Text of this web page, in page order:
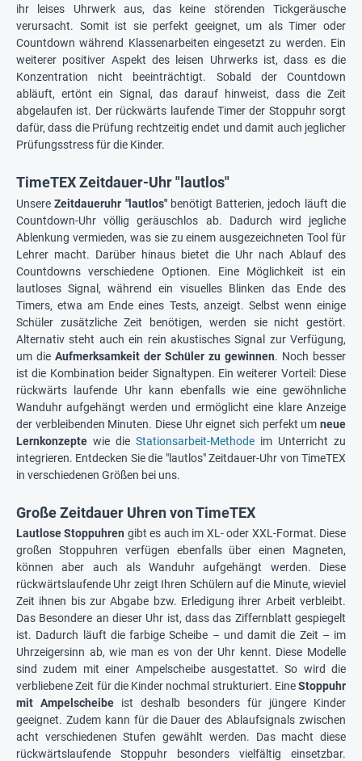
ihr leises Uhrwerk aus, das keine störenden Tickgeräusche
verursacht. Somit ist sie perfekt geeignet, um als Timer oder
Countdown während Klassenarbeiten eingesetzt zu werden. Ein
weiterer positiver Aspekt des leisen Uhrwerks ist, dass es die
Konzentration nicht beeinträchtigt. Sobald der Countdown
abläuft, ertönt ein Signal, das darauf hinweist, dass die Zeit
abgelaufen ist. Der rückwärts laufende Timer der Stoppuhr sorgt
dafür, dass die Prüfung rechtzeitig endet und damit auch jeglicher
Prüfungsstress für die Kinder.
TimeTEX Zeitdauer-Uhr "lautlos"
UnsereZeitdaueruhr "lautlos"benötigt Batterien, jedoch läuft die
Countdown-Uhr völlig geräuschlos ab. Dadurch wird jegliche
Ablenkung vermieden, was sie zu einem ausgezeichneten Tool für
Lehrer macht. Darüber hinaus bietet die Uhr nach Ablauf des
Countdowns verschiedene Optionen. Eine Möglichkeit ist ein
lautloses Signal, während ein visuelles Blinken das Ende des
Timers, etwa am Ende eines Tests, anzeigt. Selbst wenn einige
Schüler zusätzliche Zeit benötigen, werden sie nicht gestört.
Alternativ steht auch ein rein akustisches Signal zur Verfügung,
um die Aufmerksamkeit der Schüler zu gewinnen. Noch besser
ist die Kombination beider Signaltypen. Ein weiterer Vorteil: Diese
rückwärts laufende Uhr kann ebenfalls wie eine gewöhnliche
Wanduhr aufgehängt werden und ermöglicht eine klare Anzeige
der verbleibenden Minuten. Diese Uhr eignet sich perfekt um neue
Lernkonzepte wie die Stationsarbeit-Methode im Unterricht zu
integrieren. Entdecken Sie die "lautlos" Zeitdauer-Uhr von TimeTEX
in verschiedenen Größen bei uns.
Große Zeitdauer Uhren von TimeTEX
Lautlose Stoppuhren gibt es auch im XL- oder XXL-Format. Diese
großen Stoppuhren verfügen ebenfalls über einen Magneten,
können aber auch als Wanduhr aufgehängt werden. Diese
rückwärtslaufende Uhr zeigt Ihren Schülern auf die Minute, wieviel
Zeit ihnen bis zur Abgabe bzw. Erledigung ihrer Arbeit verbleibt.
Das Besondere an dieser Uhr ist, dass das Ziffernblatt gespiegelt
ist. Dadurch läuft die farbige Scheibe – und damit die Zeit – im
Uhrzeigersinn ab, wie man es von der Uhr kennt. Diese Modelle
sind zudem mit einer Ampelscheibe ausgestattet. So wird die
verbliebene Zeit für die Kinder nochmal strukturiert. EineStoppuhr
mit Ampelscheibe ist deshalb besonders für jüngere Kinder
geeignet. Zudem kann für die Dauer des Ablaufsignals zwischen
acht verschiedenen Stufen gewählt werden. Das macht diese
rückwärtslaufende Stoppuhr besonders vielfältig einsetzbar.